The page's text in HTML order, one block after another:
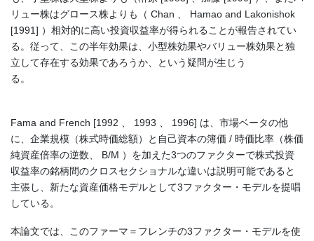
リュー株はグロース株よりも（ Chan 、 Hamao and Lakonishok
[1991] ）相対的に高い投資収益率が得られることが報告されてい
る。従って、この半年効果は、小型株効果やバリュー株効果と独
立して存在する効果であろうか、という疑問が生じう
る。
Fama and French [1992 、 1993 、 1996] は、市場ベータの他
に、企業規模（株式時価総額）と自己資本の簿価 / 時価比率（株価
純資産倍率の逆数、 B/M ）を加えた3つのファクターで株式投資
収益率の銘柄間のクロスセクショナルな違いは説明可能であると
主張し、新たな資産価格モデルとして3ファクター・モデルを提唱
している。
本論文では、このファーマ＝フレンチの3ファクター・モデルを使